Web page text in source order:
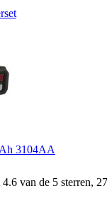
3104AA
van de 5 sterren,